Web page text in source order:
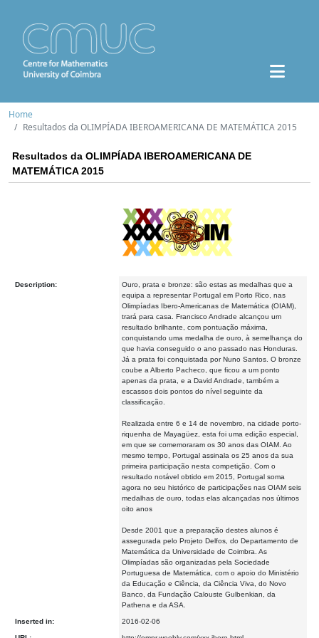
Home
Resultados da OLIMPÍADA IBEROAMERICANA DE MATEMÁTICA 2015
Resultados da OLIMPÍADA IBEROAMERICANA DE
MATEMÁTICA 2015
Description:
Ouro, prata e bronze: são estas as medalhas que a
equipa a representar Portugal em Porto Rico, nas
Olimpíadas Ibero-Americanas de Matemática (OIAM),
trará para casa. Francisco Andrade alcançou um
resultado brilhante, com pontuação máxima,
conquistando uma medalha de ouro, à semelhança do
que havia conseguido o ano passado nas Honduras.
Já a prata foi conquistada por Nuno Santos. O bronze
coube a Alberto Pacheco, que ficou a um ponto
apenas da prata, e a David Andrade, também a
escassos dois pontos do nível seguinte da
classificação.
Realizada entre 6 e 14 de novembro, na cidade porto-
riquenha de Mayagüez, esta foi uma edição especial,
em que se comemoraram os 30 anos das OIAM. Ao
mesmo tempo, Portugal assinala os 25 anos da sua
primeira participação nesta competição. Com o
resultado notável obtido em 2015, Portugal soma
agora no seu histórico de participações nas OIAM seis
medalhas de ouro, todas elas alcançadas nos últimos
oito anos
Desde 2001 que a preparação destes alunos é
assegurada pelo Projeto Delfos, do Departamento de
Matemática da Universidade de Coimbra. As
Olimpíadas são organizadas pela Sociedade
Portuguesa de Matemática, com o apoio do Ministério
da Educação e Ciência, da Ciência Viva, do Novo
Banco, da Fundação Calouste Gulbenkian, da
Pathena e da ASA.
Inserted in: 2016-02-06